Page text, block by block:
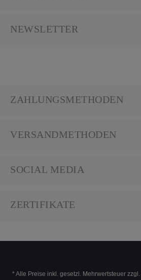
NEWSLETTER
ZAHLUNGSMETHODEN
VERSANDMETHODEN
SOCIAL MEDIA
ZERTIFIKATE
* Alle Preise inkl. gesetzl. Mehrwertsteuer zzgl.